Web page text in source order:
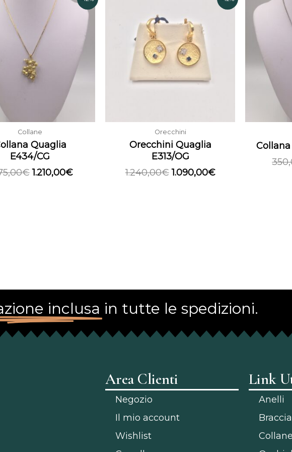
Collane
Quaglia
E434/CG
€
prezzo
originale
era:
1.375,00€.
1.210,00€
prezzo
attuale
1.210,00€.
Orecchini
Orecchini Quaglia
E313/OG
1.240,00€
originale
era:
1.240,00€.
1.090,00€
prezzo
1.090,00€.
inclusa in tutte le spedizioni.
Area Clienti
Negozio
Il mio account
Wishlist
Link
Anelli
Collane